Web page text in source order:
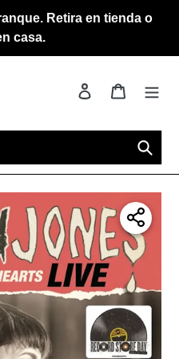
Retira en tienda o
casa.
Ingresar Carrito